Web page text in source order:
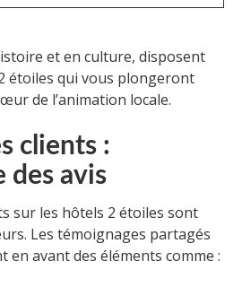
et en culture, disposent
étoiles qui vous plongeront
de l’animation locale.
clients :
des avis
sur les hôtels 2 étoiles sont
Les témoignages partagés
avant des éléments comme :